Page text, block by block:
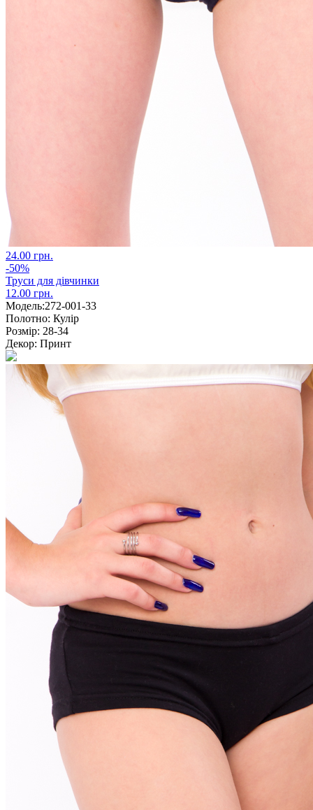
24.00 грн.
-50%
Труси для дівчинки
12.00 грн.
Модель:272-001-33
Полотно: Кулір
Розмір: 28-34
Декор: Принт